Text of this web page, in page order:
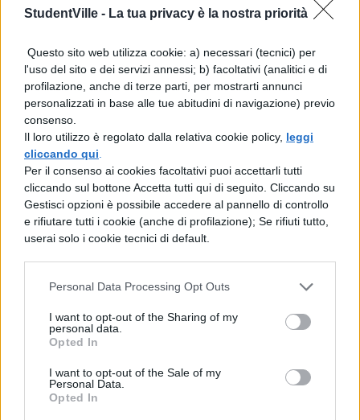
StudentVille - La tua privacy è la nostra priorità
Questo sito web utilizza cookie: a) necessari (tecnici) per
l'uso del sito e dei servizi annessi; b) facoltativi (analitici e di
profilazione, anche di terze parti, per mostrarti annunci
personalizzati in base alle tue abitudini di navigazione) previo
consenso.
Il loro utilizzo è regolato dalla relativa cookie policy, leggi
cliccando qui
Per il consenso ai cookies facoltativi puoi accettarli tutti
cliccando sul bottone Accetta tutti qui di seguito. Cliccando su
Gestisci opzioni è possibile accedere al pannello di controllo
e rifiutare tutti i cookie (anche di profilazione); Se rifiuti tutto,
userai solo i cookie tecnici di default.
Personal Data Processing Opt Outs
I want to opt-out of the Sharing of my
personal data.
Opted In
I want to opt-out of the Sale of my
Personal Data.
Opted In
esattamente valutate e diligentemente
esaminate, né tuttavia spero che esse siano
accettate da tutti - infatti ciò sarebbe
impossibile -, ma da da parte di coloro i
quali ritennero che tutto ciò che è giusto
ed onesto dovesse essere perseguito di per
se stesso, e che o non si dovesse affatto
annoverare tra i beni, se non ciò che di per
se stesso sia degno di lode.
TI POTREBBE INTERESSARE